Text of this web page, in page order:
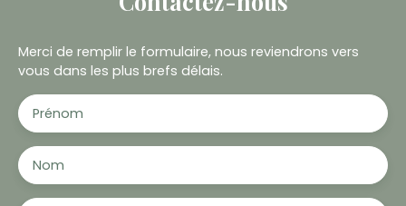
Merci de remplir le formulaire, nous reviendrons vers
vous dans les plus brefs délais.
Prénom
Nom